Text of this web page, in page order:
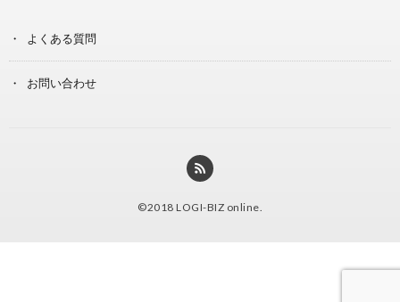
よくある質問
お問い合わせ
©2018 LOGI-BIZ online.